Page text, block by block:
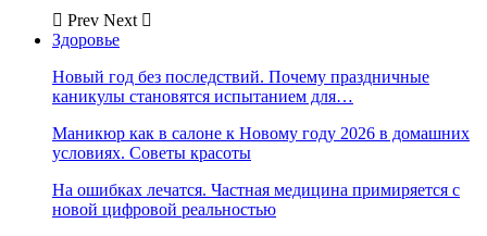
Prev Next
Здоровье
Новый год без последствий. Почему праздничные
каникулы становятся испытанием для…
Маникюр как в салоне к Новому году 2026 в домашних
условиях. Советы красоты
На ошибках лечатся. Частная медицина примиряется с
новой цифровой реальностью